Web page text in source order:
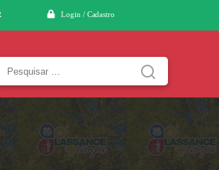
Login / Cadastro
Pesquisar